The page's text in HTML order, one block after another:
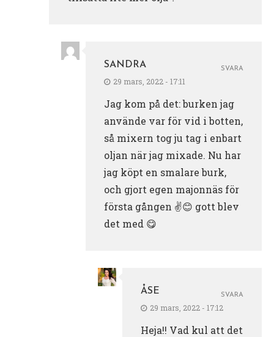
SANDRA
29 mars, 2022 - 17:11
Jag kom på det: burken jag
använde var för vid i botten,
så mixern tog ju tag i enbart
oljan när jag mixade. Nu har
jag köpt en smalare burk,
och gjort egen majonnäs för
första gången ✌️😊 gott blev
det med 😋
SVARA
ÅSE
29 mars, 2022 - 17:12
Heja!! Vad kul att det
SVARA